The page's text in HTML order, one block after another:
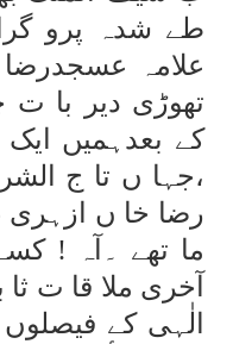
طے شدہ پرو
علامہ
تھوڑی دیر با
کے بعدہمیں ایک
،جہا ں تا ج
رضا خا ں ازہری
ما تھے ۔آہ !
آخری ملا قا ت
الٰہی کے